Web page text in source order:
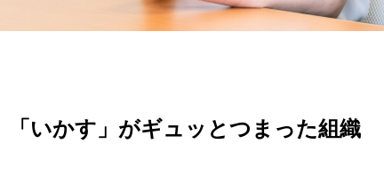
「いかす」がギュッとつまった組織